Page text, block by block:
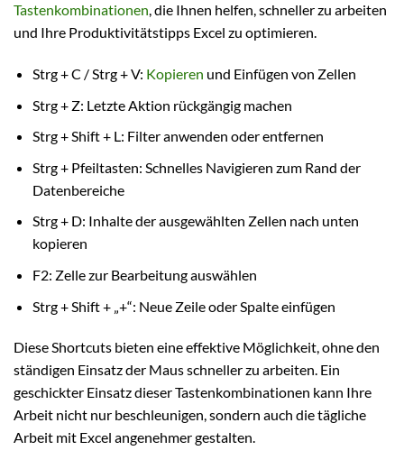
Tastenkombinationen, die Ihnen helfen, schneller zu arbeiten
und Ihre Produktivitätstipps Excel zu optimieren.
Strg + C / Strg + V: Kopieren und Einfügen von Zellen
Strg + Z: Letzte Aktion rückgängig machen
Strg + Shift + L: Filter anwenden oder entfernen
Strg + Pfeiltasten: Schnelles Navigieren zum Rand der
Datenbereiche
Strg + D: Inhalte der ausgewählten Zellen nach unten
kopieren
F2: Zelle zur Bearbeitung auswählen
Strg + Shift + „+“: Neue Zeile oder Spalte einfügen
Diese Shortcuts bieten eine effektive Möglichkeit, ohne den
ständigen Einsatz der Maus schneller zu arbeiten. Ein
geschickter Einsatz dieser Tastenkombinationen kann Ihre
Arbeit nicht nur beschleunigen, sondern auch die tägliche
Arbeit mit Excel angenehmer gestalten.